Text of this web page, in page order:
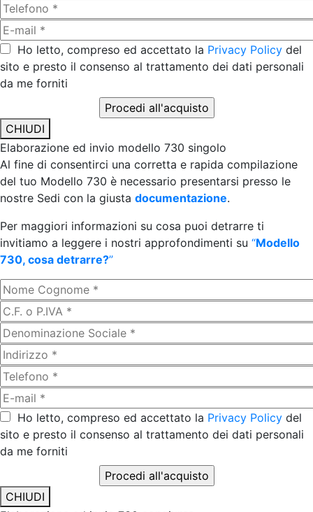
Ho letto, compreso ed accettato la Privacy Policy del
sito e presto il consenso al trattamento dei dati personali
da me forniti
CHIUDI
Elaborazione ed invio modello 730 singolo
Al fine di consentirci una corretta e rapida compilazione
del tuo Modello 730 è necessario presentarsi presso le
nostre Sedi con la giusta documentazione.
Per maggiori informazioni su cosa puoi detrarre ti
invitiamo a leggere i nostri approfondimenti su “Modello
730, cosa detrarre?”
Ho letto, compreso ed accettato la Privacy Policy del
sito e presto il consenso al trattamento dei dati personali
da me forniti
CHIUDI